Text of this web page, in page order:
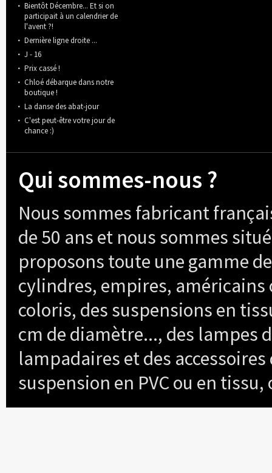
Bientôt Décembre... Et si on
participait à un calendrier de
l'avent ?!
Dernière ligne droite ...
J - 16
Prix cassé !
Chloé débarque dans notre
boutique !
La danse des abat-jour
C'est peut-être votre jour de
chance :)
Qui sommes-nous ?
Nous sommes fabricant
de 50 ans et nous sommes
proposons toute une gamme
cylindres, empires, américains
coloris, des suspensions en
cm de diamètre..., des lampes
lampadaires et des
suspension en PVC ou en